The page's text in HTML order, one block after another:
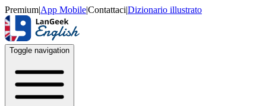
Premium|App Mobile|Contattaci|Dizionario illustrato
Toggle navigation